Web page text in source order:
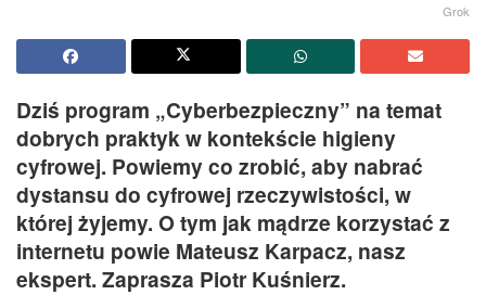
Grok
Dziś program „Cyberbezpieczny” na temat
dobrych praktyk w kontekście higieny
cyfrowej. Powiemy co zrobić, aby nabrać
dystansu do cyfrowej rzeczywistości, w
której żyjemy. O tym jak mądrze korzystać z
internetu powie Mateusz Karpacz, nasz
ekspert. Zaprasza Piotr Kuśnierz.